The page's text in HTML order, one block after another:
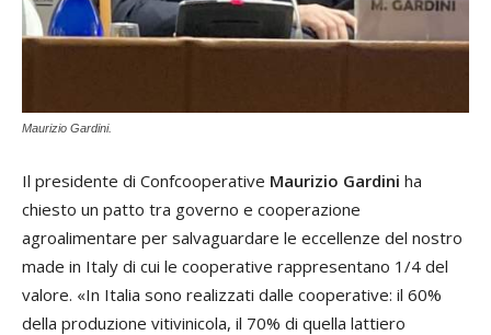
Maurizio Gardini.
Il presidente di Confcooperative Maurizio Gardini ha
chiesto un patto tra governo e cooperazione
agroalimentare per salvaguardare le eccellenze del nostro
made in Italy di cui le cooperative rappresentano 1/4 del
valore. «In Italia sono realizzati dalle cooperative: il 60%
della produzione vitivinicola, il 70% di quella lattiero